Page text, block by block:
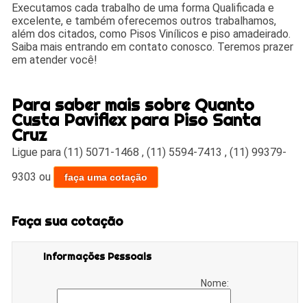
Executamos cada trabalho de uma forma Qualificada e
excelente, e também oferecemos outros trabalhamos,
além dos citados, como Pisos Vinílicos e piso amadeirado.
Saiba mais entrando em contato conosco. Teremos prazer
em atender você!
Para saber mais sobre Quanto
Custa Paviflex para Piso Santa
Cruz
Ligue para(11) 5071-1468 ,(11) 5594-7413 ,(11) 99379-
9303 ou faça uma cotação
Faça sua cotação
Informações Pessoais
Nome: